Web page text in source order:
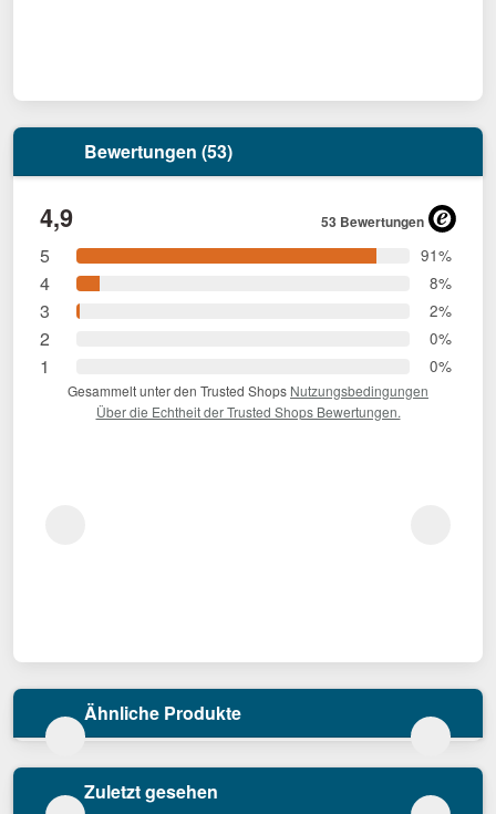
Bewertungen (53)
4,9 53 Bewertungen
5 91%
4 8%
3 2%
2 0%
1 0%
Gesammelt unter den Trusted Shops Nutzungsbedingungen
Über die Echtheit der Trusted Shops Bewertungen.
Ähnliche Produkte
Zuletzt gesehen